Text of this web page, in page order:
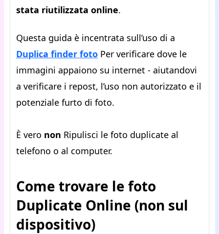
stata riutilizzata online.
Questa guida è incentrata sull’uso di a
Duplica finder foto Per verificare dove le
immagini appaiono su internet - aiutandovi
a verificare i repost, l’uso non autorizzato e il
potenziale furto di foto.
È vero non Ripulisci le foto duplicate al
telefono o al computer.
Come trovare le foto
Duplicate Online (non sul
dispositivo)